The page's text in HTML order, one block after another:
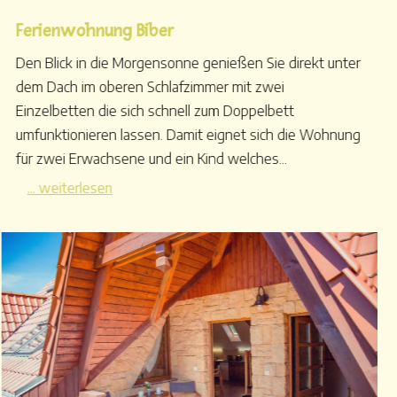
Ferienwohnung Biber
Den Blick in die Morgensonne genießen Sie direkt unter
dem Dach im oberen Schlafzimmer mit zwei
Einzelbetten die sich schnell zum Doppelbett
umfunktionieren lassen. Damit eignet sich die Wohnung
für zwei Erwachsene und ein Kind welches...
... weiterlesen